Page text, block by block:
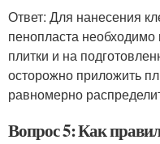
Ответ: Для нанесения
пенопласта необходимо
плитки и на
осторожно приложить
равномерно
Вопрос 5: Как